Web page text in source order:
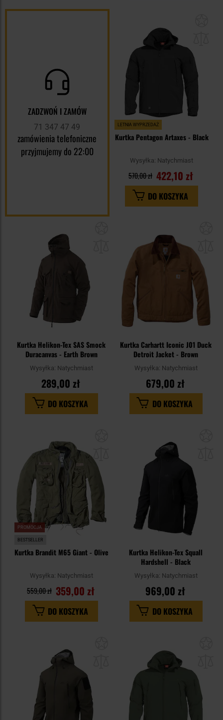
ZADZWOŃ I ZAMÓW
71 347 47 49
zamówienia telefoniczne
przyjmujemy do 22:00
LETNIA WYPRZEDAŻ
Kurtka Pentagon Artaxes - Black
Wysyłka: Natychmiast
422,10 zł
570,00 zł
DO KOSZYKA
schowka
Kurtka Helikon-Tex SAS Smock
Duracanvas - Earth Brown
Wysyłka: Natychmiast
289,00 zł
DO KOSZYKA
Kurtka Carhartt Iconic J01 Duck
Detroit Jacket - Brown
Wysyłka: Natychmiast
679,00 zł
DO KOSZYKA
PROMOCJA
BESTSELLER
Kurtka Brandit M65 Giant - Olive
Wysyłka: Natychmiast
359,00 zł
559,00 zł
DO KOSZYKA
Kurtka Helikon-Tex Squall
Hardshell - Black
Wysyłka: Natychmiast
969,00 zł
DO KOSZYKA